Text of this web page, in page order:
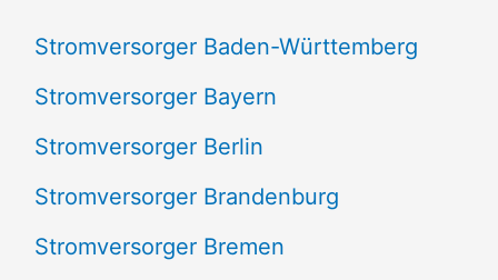
h
:
Stromversorger Baden-Württemberg
Stromversorger Bayern
Stromversorger Berlin
Stromversorger Brandenburg
Stromversorger Bremen